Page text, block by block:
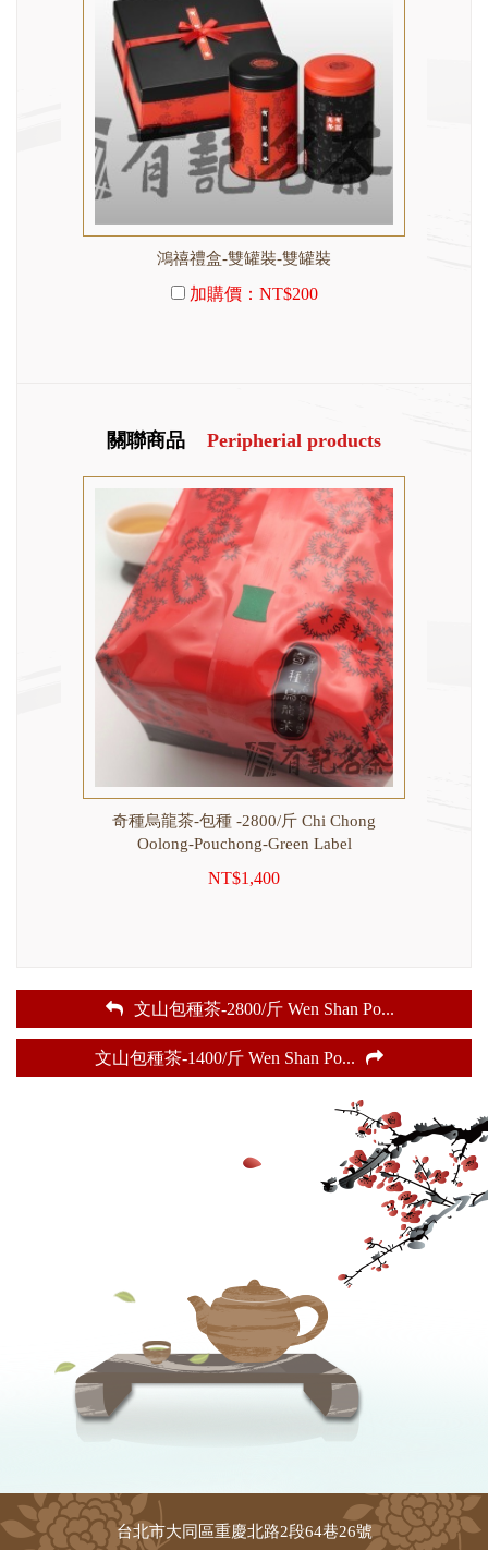
鴻禧禮盒-雙罐裝-雙罐裝
加購價： NT$200
關聯商品 Peripherial products
奇種烏龍茶-包種 -2800/斤 Chi Chong
Oolong-Pouchong-Green Label
NT$1,400
文山包種茶-2800/斤 Wen Shan Po...
文山包種茶-1400/斤 Wen Shan Po...
台北市大同區重慶北路2段64巷26號